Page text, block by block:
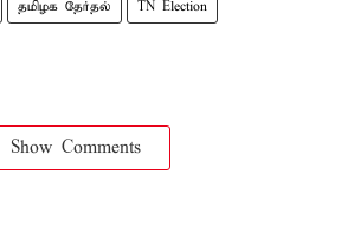
தமிழக தேர்தல் TN Election
Show Comments